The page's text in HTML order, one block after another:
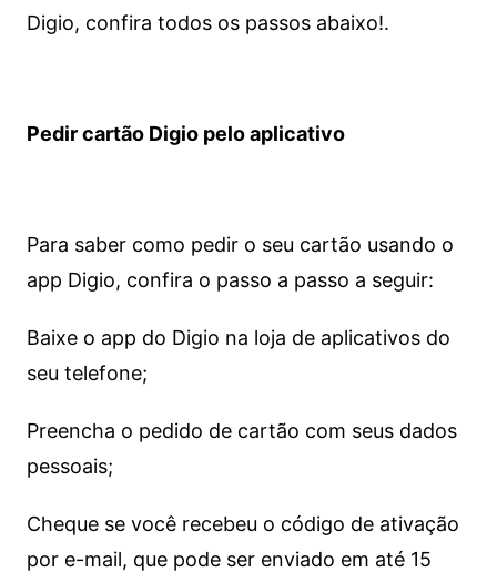
Digio, confira todos os passos abaixo!.
Pedir cartão Digio pelo aplicativo
Para saber como pedir o seu cartão usando o
app Digio, confira o passo a passo a seguir:
Baixe o app do Digio na loja de aplicativos do
seu telefone;
Preencha o pedido de cartão com seus dados
pessoais;
Cheque se você recebeu o código de ativação
por e-mail, que pode ser enviado em até 15